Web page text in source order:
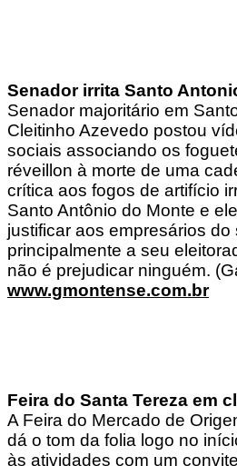
Senador irrita Santo
Senador majoritário em
Cleitinho Azevedo postou
sociais associando os
réveillon à morte de uma
crítica aos fogos de artifício
Santo Antônio do Monte e
justificar aos empresários do
principalmente a seu
não é prejudicar ninguém.
www.gmontense.com.br
Feira do Santa Tereza em
A Feira do Mercado de
dá o tom da folia logo no
às atividades com um